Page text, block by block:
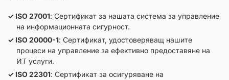
ISO 27001: Сертификат за нашата система за управление
на информационната сигурност.
ISO 20000-1: Сертификат, удостоверяващ нашите
процеси на управление за ефективно предоставяне на
ИТ услуги.
ISO 22301: Сертификат за осигуряване на